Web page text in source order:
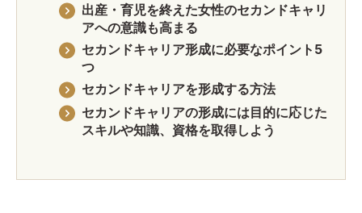
出産・育児を終えた女性のセカンドキャリ
アへの意識も高まる
セカンドキャリア形成に必要なポイント5
つ
セカンドキャリアを形成する方法
セカンドキャリアの形成には目的に応じた
スキルや知識、資格を取得しよう